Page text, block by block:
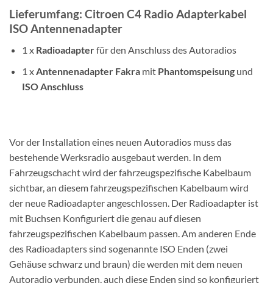
Lieferumfang: Citroen C4 Radio Adapterkabel
ISO Antennenadapter
1 x Radioadapterfür den Anschluss des Autoradios
1 x Antennenadapter Fakramit Phantomspeisung und
ISO Anschluss
Vor der Installation eines neuen Autoradios muss das
bestehende Werksradio ausgebaut werden. In dem
Fahrzeugschacht wird der fahrzeugspezifische Kabelbaum
sichtbar, an diesem fahrzeugspezifischen Kabelbaum wird
der neue Radioadapter angeschlossen. Der Radioadapter ist
mit Buchsen Konfiguriert die genau auf diesen
fahrzeugspezifischen Kabelbaum passen. Am anderen Ende
des Radioadapters sind sogenannte ISO Enden (zwei
Gehäuse schwarz und braun) die werden mit dem neuen
Autoradio verbunden, auch diese Enden sind so konfiguriert